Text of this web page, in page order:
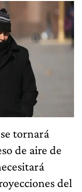
tornará
de aire de
del